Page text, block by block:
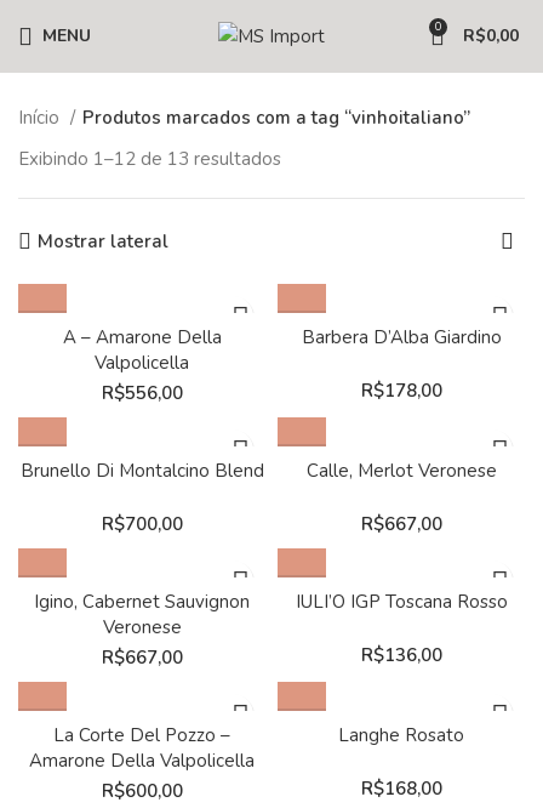
MENU 0 R$0,00
Início
Produtos marcados com a tag “vinhoitaliano”
Exibindo 1–12 de 13 resultados
Mostrar lateral
A – Amarone Della
Valpolicella
R$556,00
Barbera D’Alba Giardino
R$178,00
Brunello Di Montalcino Blend
R$700,00
Calle, Merlot Veronese
R$667,00
Igino, Cabernet Sauvignon
Veronese
R$667,00
IULI’O IGP Toscana Rosso
R$136,00
La Corte Del Pozzo –
Amarone Della Valpolicella
R$600,00
Langhe Rosato
R$168,00